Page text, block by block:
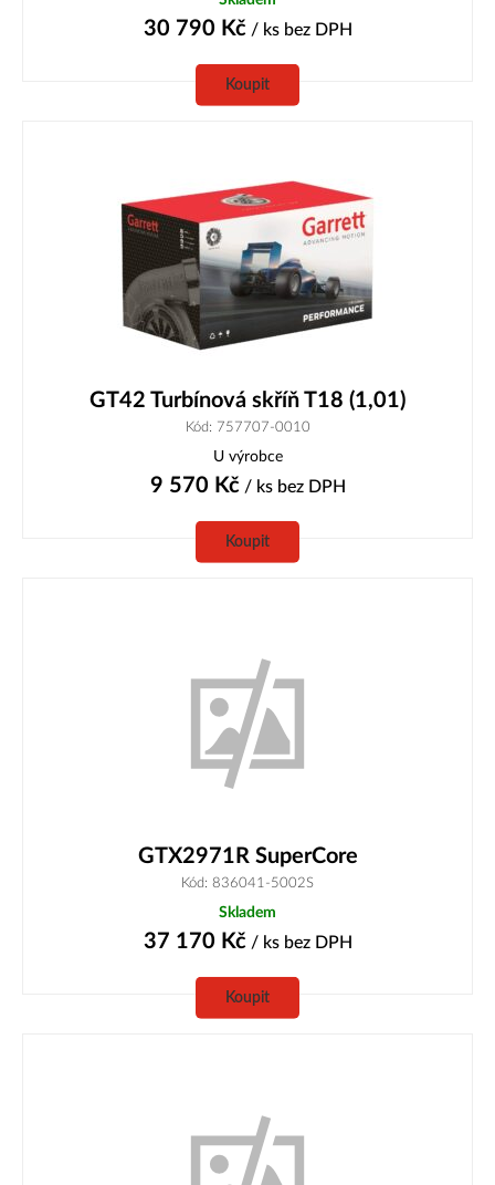
30 790 Kč/ ks bez DPH
Koupit
GT42 Turbínová skříň T18 (1,01)
Kód: 757707-0010
U výrobce
9 570 Kč/ ks bez DPH
Koupit
GTX2971R SuperCore
Kód: 836041-5002S
Skladem
37 170 Kč/ ks bez DPH
Koupit